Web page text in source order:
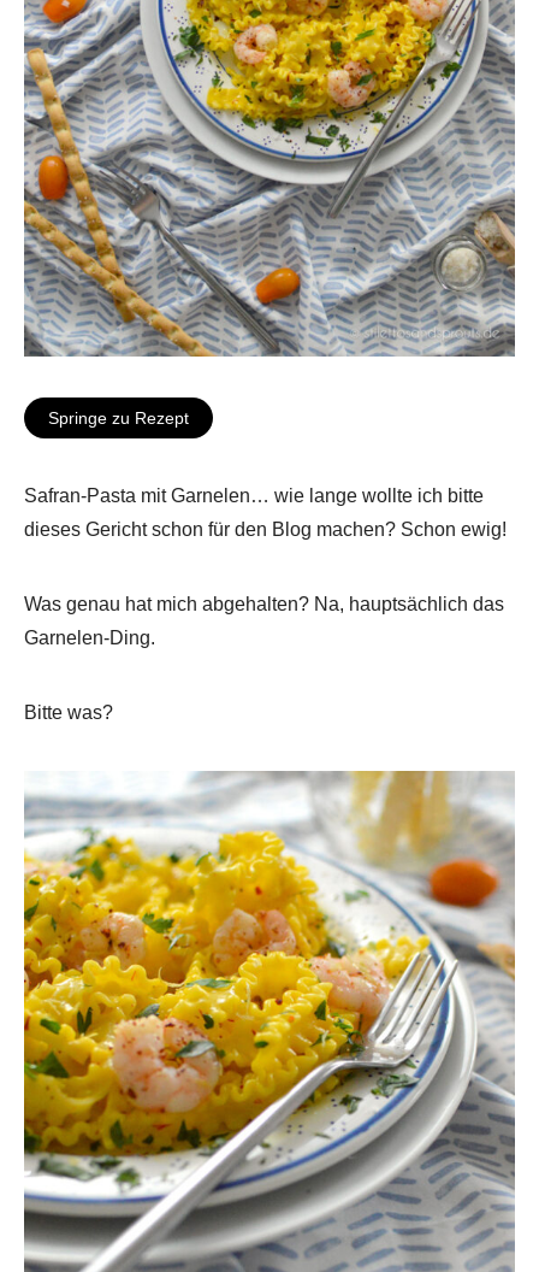
Springe zu Rezept
Safran-Pasta mit Garnelen… wie lange wollte ich bitte
dieses Gericht schon für den Blog machen? Schon ewig!
Was genau hat mich abgehalten? Na, hauptsächlich das
Garnelen-Ding.
Bitte was?